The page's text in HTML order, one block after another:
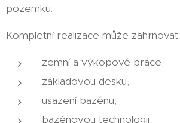
pozemku.
Kompletní realizace může zahrnovat:
zemní a výkopové práce,
základovou desku,
usazení bazénu,
bazénovou technologii,